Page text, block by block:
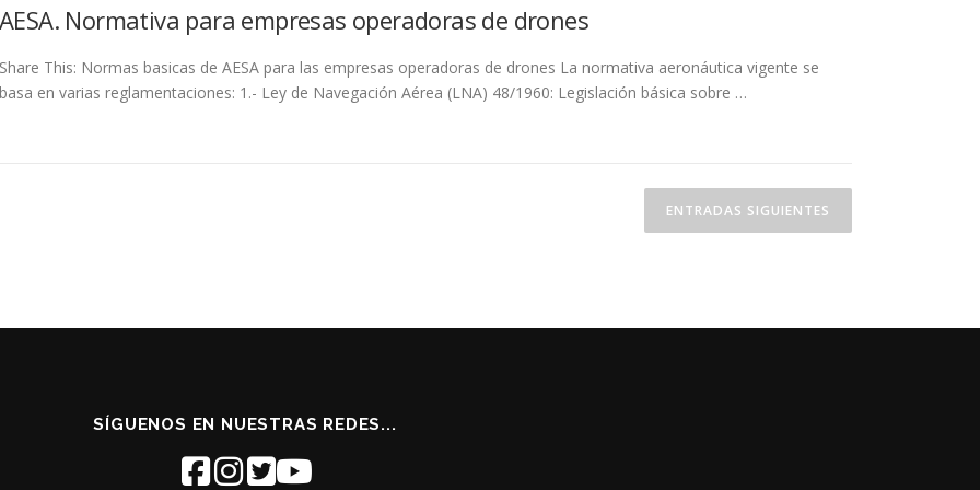
AESA. Normativa para empresas operadoras de drones
Share This: Normas basicas de AESA para las empresas operadoras de drones La normativa aeronáutica vigente se
basa en varias reglamentaciones: 1.- Ley de Navegación Aérea (LNA) 48/1960: Legislación básica sobre …
ENTRADAS SIGUIENTES
SÍGUENOS EN NUESTRAS REDES...